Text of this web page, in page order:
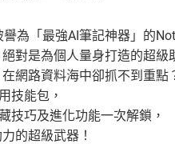
為「最強AI筆記神器」的
對是為個人量身打造的超級
網路資料海中卻抓不到重點
技能包，
技巧及進化功能一次解鎖，
的超級武器！